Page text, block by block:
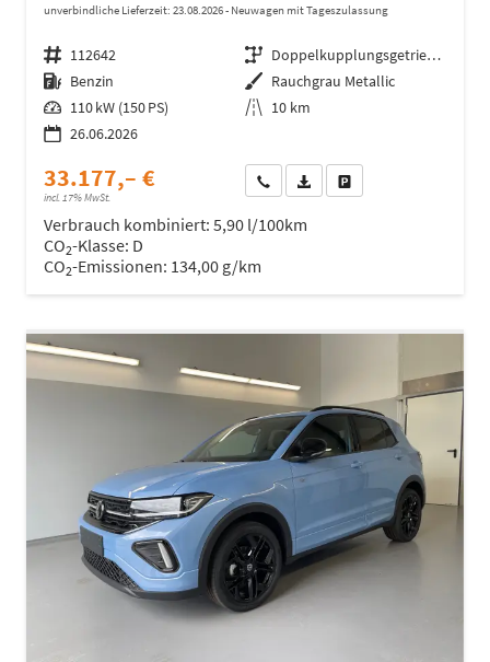
unverbindliche Lieferzeit: 23.08.2026 Neuwagen mit Tageszulassung
Fahrzeugnr. 112642 Getriebe
Doppelkupplungsgetriebe (DSG)
Kraftstoff Benzin Außenfarbe Rauchgrau Metallic
Leistung 110 kW (150 PS) Kilometerstand 10 km
26.06.2026
33.177,– €
incl. 17% MwSt.
Wir rufen Sie anFahrzeugexposé (PDF)
Verbrauch kombiniert: 5,90 l/100km
CO2-Klasse: D
CO2-Emissionen: 134,00 g/km